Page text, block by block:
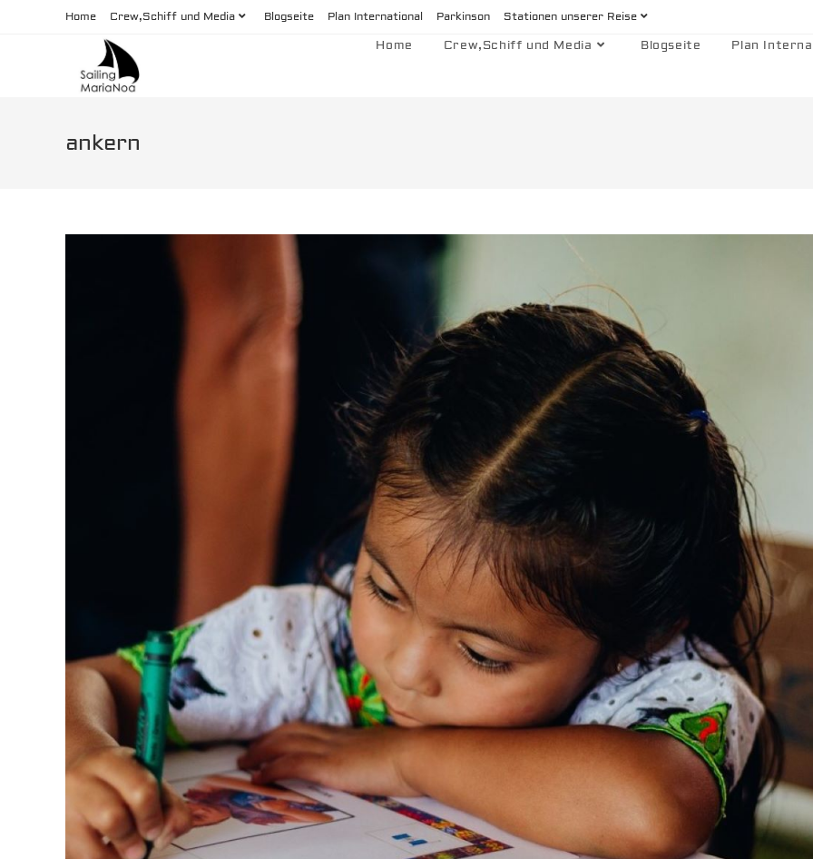
Home Crew,Schiff und Media Blogseite Plan International Parkinson Stationen unserer Reise
Home Crew,Schiff und Media Blogseite Plan
ankern